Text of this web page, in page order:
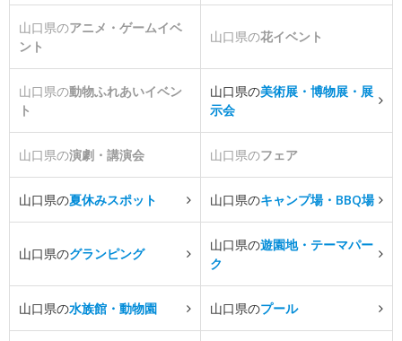
山口県のアニメ・ゲームイベ
ント
山口県の花イベント
山口県の動物ふれあいイベン
ト
山口県の美術展・博物展・展
示会
山口県の演劇・講演会 山口県のフェア
山口県の夏休みスポット 山口県のキャンプ場・BBQ場
山口県のグランピング
山口県の遊園地・テーマパー
ク
山口県の水族館・動物園 山口県のプール